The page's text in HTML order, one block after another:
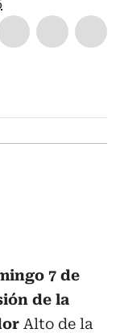
7 de
de la
Alto de la